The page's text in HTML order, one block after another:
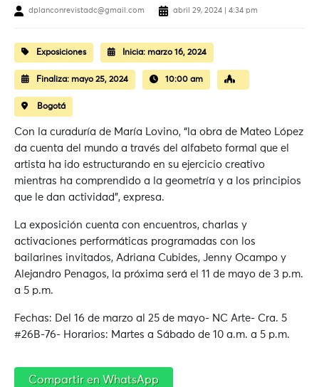
dplanconrevistadc@gmail.com abril 29, 2024 | 4:34 pm
Exposiciones Inicia: marzo 16, 2024
Finaliza: mayo 25, 2024 10:00 am
Bogotá
Con la curaduría de María Lovino, “la obra de Mateo López
da cuenta del mundo a través del alfabeto formal que el
artista ha ido estructurando en su ejercicio creativo
mientras ha comprendido a la geometría y a los principios
que le dan actividad”, expresa.
La exposición cuenta con encuentros, charlas y
activaciones performáticas programadas con los
bailarines invitados, Adriana Cubides, Jenny Ocampo y
Alejandro Penagos, la próxima será el 11 de mayo de 3 p.m.
a 5 p.m.
Fechas: Del 16 de marzo al 25 de mayo- NC Arte- Cra. 5
#26B-76- Horarios: Martes a Sábado de 10 a.m. a 5 p.m.
Compartir en WhatsApp